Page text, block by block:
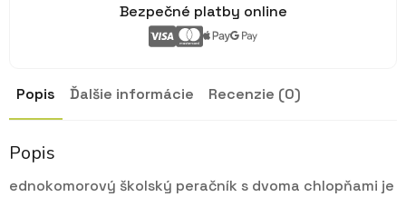
Bezpečné platby online
Popis Ďalšie informácie Recenzie (0)
Popis
ednokomorový školský peračník s dvoma chlopňami je